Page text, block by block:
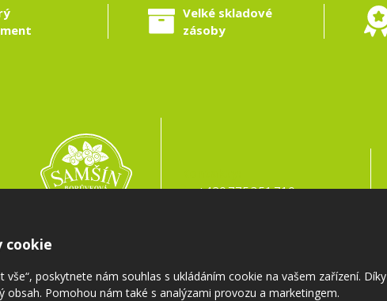
Velké skladové
zásoby
+420 775 351 710
cookie
vše“, poskytnete nám souhlas s ukládáním cookie na vašem zařízení.
obsah. Pomohou nám také s analýzami provozu a marketingem.